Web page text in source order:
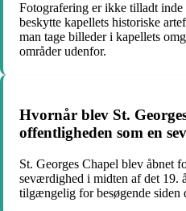
Fotografering er ikke tilladt
beskytte kapellets historiske
man tage billeder i kapellets
områder udenfor.
Hvornår blev St.
offentligheden som en
St. Georges Chapel blev åbnet
seværdighed i midten af ​​det 19.
tilgængelig for besøgende siden